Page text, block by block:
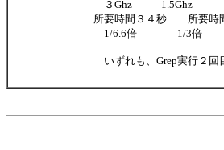
３Ghz 1.5Ghz
所要時間３４秒 所要時
1/6.6倍 1/3倍
いずれも、Grep実行２回目